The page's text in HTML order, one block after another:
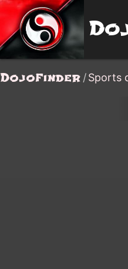
DojoFinder / Sports